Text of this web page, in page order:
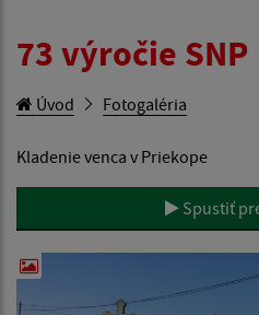
73 výročie SNP
Úvod Fotogaléria
Kladenie venca v Priekope
Spustiť